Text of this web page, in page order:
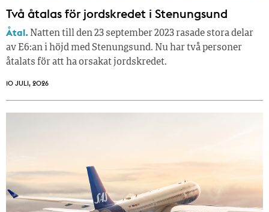
Två åtalas för jordskredet i Stenungsund
Åtal. Natten till den 23 september 2023 rasade stora delar
av E6:an i höjd med Stenungsund. Nu har två personer
åtalats för att ha orsakat jordskredet.
10 JULI, 2026